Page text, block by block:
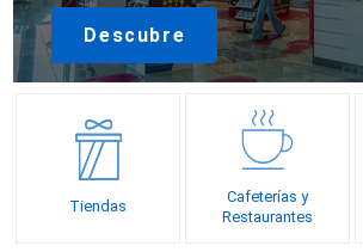
Descubre
Tiendas
Cafeterías y
Restaurantes